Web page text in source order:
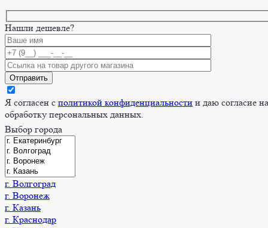
Нашли дешевле?
Я согласен с политикой конфиденциальности и даю согласие на
обработку персональных данных.
Выбор города
г. Волгоград
г. Воронеж
г. Казань
г. Краснодар